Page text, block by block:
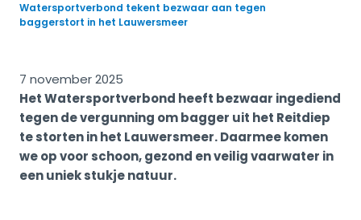
Watersportverbond tekent bezwaar aan tegen
baggerstort in het Lauwersmeer
7 november 2025
Het Watersportverbond heeft bezwaar ingediend
tegen de vergunning om bagger uit het Reitdiep
te storten in het Lauwersmeer. Daarmee komen
we op voor schoon, gezond en veilig vaarwater in
een uniek stukje natuur.